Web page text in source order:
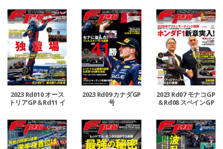
2023 Rd010 オース
トリアGP＆Rd11 イ
2023 Rd09 カナダGP
号
2023 Rd07 モナコGP
＆Rd08 スペインGP